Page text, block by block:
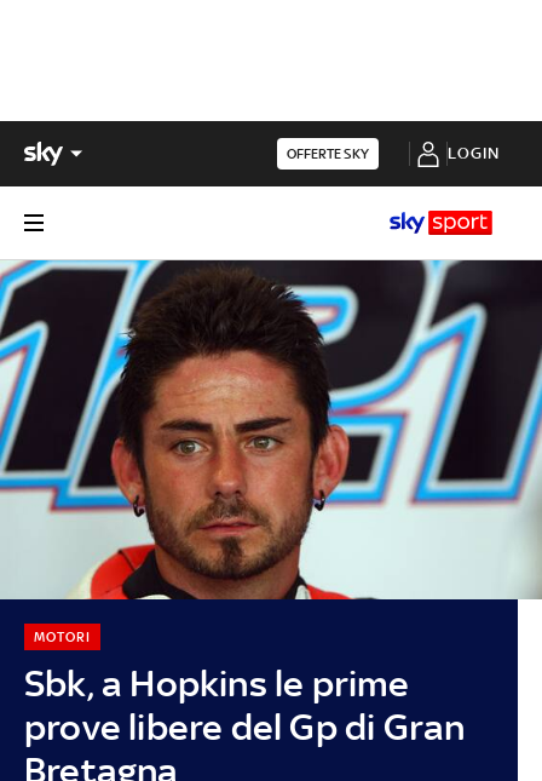
OFFERTE SKY LOGIN
Sbk, a Hopkins le prime
prove libere del Gp di Gran
Bretagna
MOTORI